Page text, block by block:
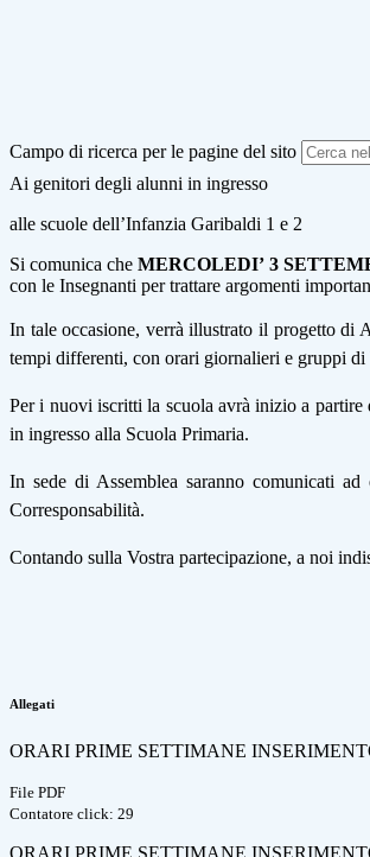
Campo di ricerca per le pagine del sito
Ai genitori degli alunni in ingresso
alle scuole dell’Infanzia Garibaldi 1 e 2
Si comunica cheMERCOLEDI’ 3
con le Insegnanti per trattare argomenti
In tale occasione, verrà illustrato il progetto di
tempi differenti, con orari giornalieri e gruppi
Per i nuovi iscritti la scuola avrà inizio a partire
in ingresso alla Scuola Primaria.
In sede di Assemblea saranno comunicati
Corresponsabilità.
Contando sulla Vostra partecipazione, a noi
IL
Prof.
Allegati
ORARI PRIME SETTIMANE
File PDF
Contatore click: 29
ORARI PRIME SETTIMANE